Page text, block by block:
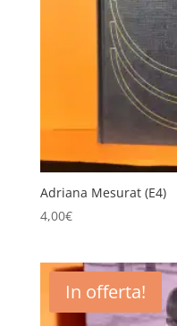
Adriana Mesurat (E4)
4,00€
In offerta!